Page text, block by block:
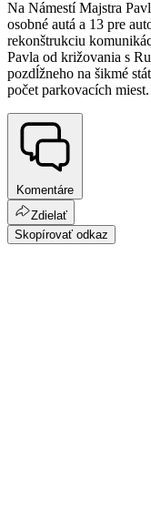
Na Námestí Majstra
osobné autá a 13 pre
rekonštrukciu
Pavla od križovania s
pozdĺžneho na šikmé
počet parkovacích miest.
Komentáre
Zdielať
Skopírovať odkaz